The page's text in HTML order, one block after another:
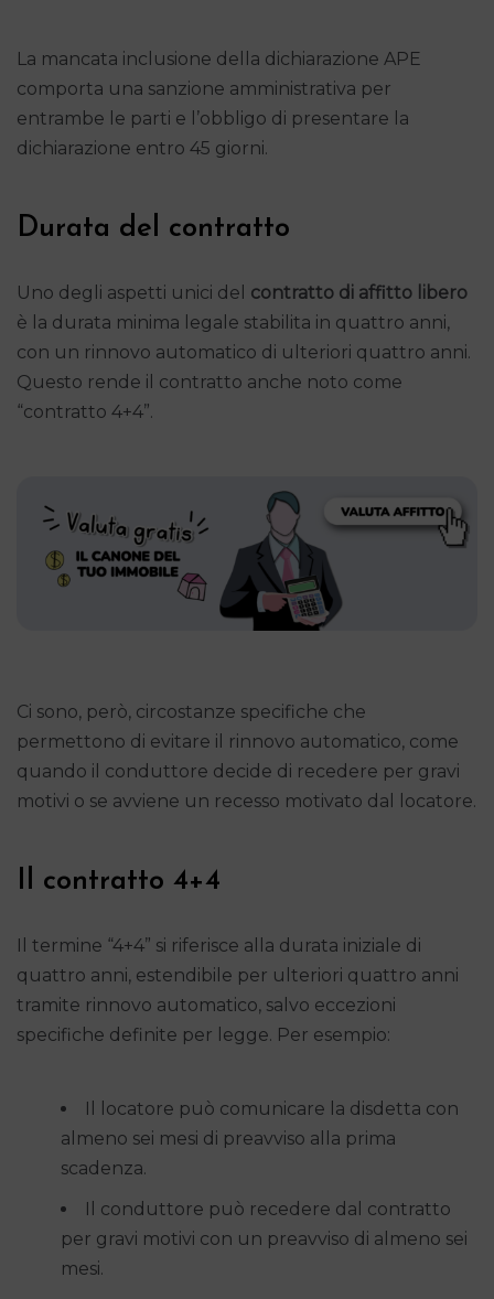
La mancata inclusione della dichiarazione APE
comporta una sanzione amministrativa per
entrambe le parti e l’obbligo di presentare la
dichiarazione entro 45 giorni.
Durata del contratto
Uno degli aspetti unici del contratto di affitto libero
è la durata minima legale stabilita in quattro anni,
con un rinnovo automatico di ulteriori quattro anni.
Questo rende il contratto anche noto come
“contratto 4+4”.
Ci sono, però, circostanze specifiche che
permettono di evitare il rinnovo automatico, come
quando il conduttore decide di recedere per gravi
motivi o se avviene un recesso motivato dal locatore.
Il contratto 4+4
Il termine “4+4” si riferisce alla durata iniziale di
quattro anni, estendibile per ulteriori quattro anni
tramite rinnovo automatico, salvo eccezioni
specifiche definite per legge. Per esempio:
Il locatore può comunicare la disdetta con
almeno sei mesi di preavviso alla prima
scadenza.
Il conduttore può recedere dal contratto
per gravi motivi con un preavviso di almeno sei
mesi.